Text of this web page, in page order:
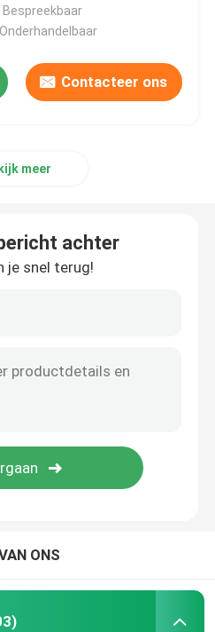
Bespreekbaar
Contacteer ons
meer
achter
je snel terug!
ONS